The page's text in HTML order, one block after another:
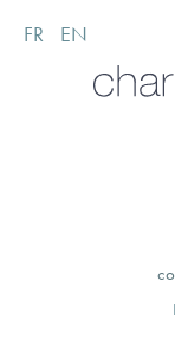
FR EN